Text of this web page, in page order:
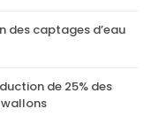
des captages d’eau
de 25% des